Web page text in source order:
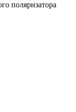
поляризатора